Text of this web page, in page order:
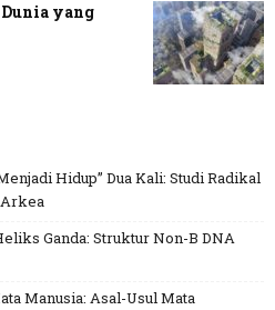
yang
Hidup” Dua Kali: Studi Radikal
Ganda: Struktur Non-B DNA
Manusia: Asal-Usul Mata